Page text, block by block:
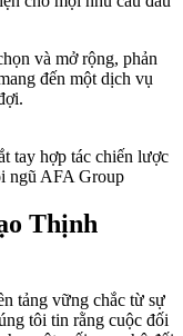
và mở rộng, phản
đến một dịch vụ
Thịnh
tảng vững chắc từ sự
tôi tin rằng cuộc đối